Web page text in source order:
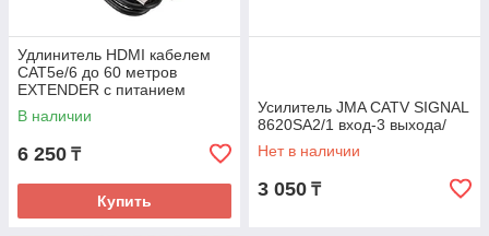
Удлинитель HDMI кабелем
CAT5e/6 до 60 метров
EXTENDER c питанием
В наличии
6 250 ₸
Купить
Усилитель JMA CATV SIGNAL
8620SA2/1 вход-3 выхода/
Нет в наличии
3 050 ₸